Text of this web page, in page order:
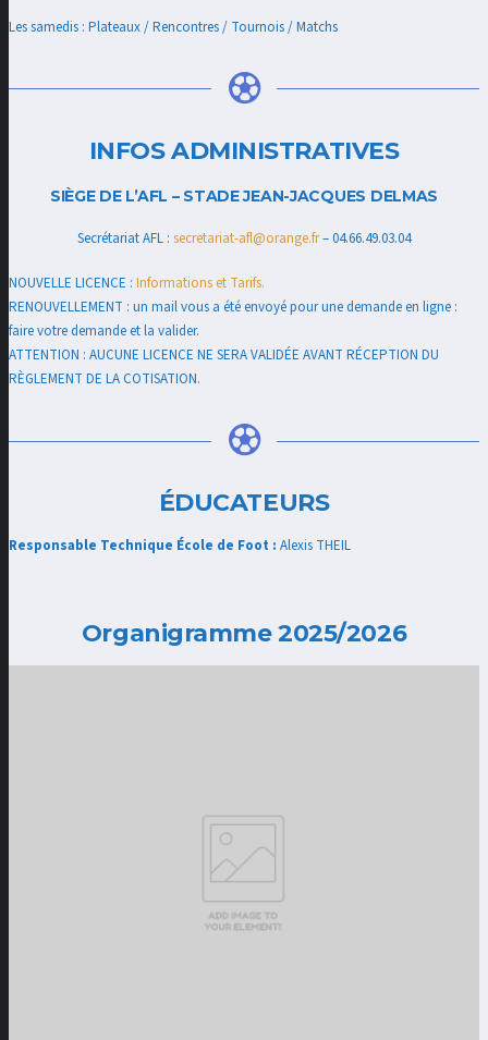
Les samedis : Plateaux / Rencontres / Tournois / Matchs
INFOS ADMINISTRATIVES
SIÈGE DE L’AFL – STADE JEAN-JACQUES DELMAS
Secrétariat AFL : secretariat-afl@orange.fr– 04.66.49.03.04
NOUVELLE LICENCE : Informations et Tarifs.
RENOUVELLEMENT : un mail vous a été envoyé pour une demande en ligne :
faire votre demande et la valider.
ATTENTION : AUCUNE LICENCE NE SERA VALIDÉE AVANT RÉCEPTION DU
RÈGLEMENT DE LA COTISATION.
ÉDUCATEURS
Responsable Technique École de Foot : Alexis THEIL
Organigramme 2025/2026